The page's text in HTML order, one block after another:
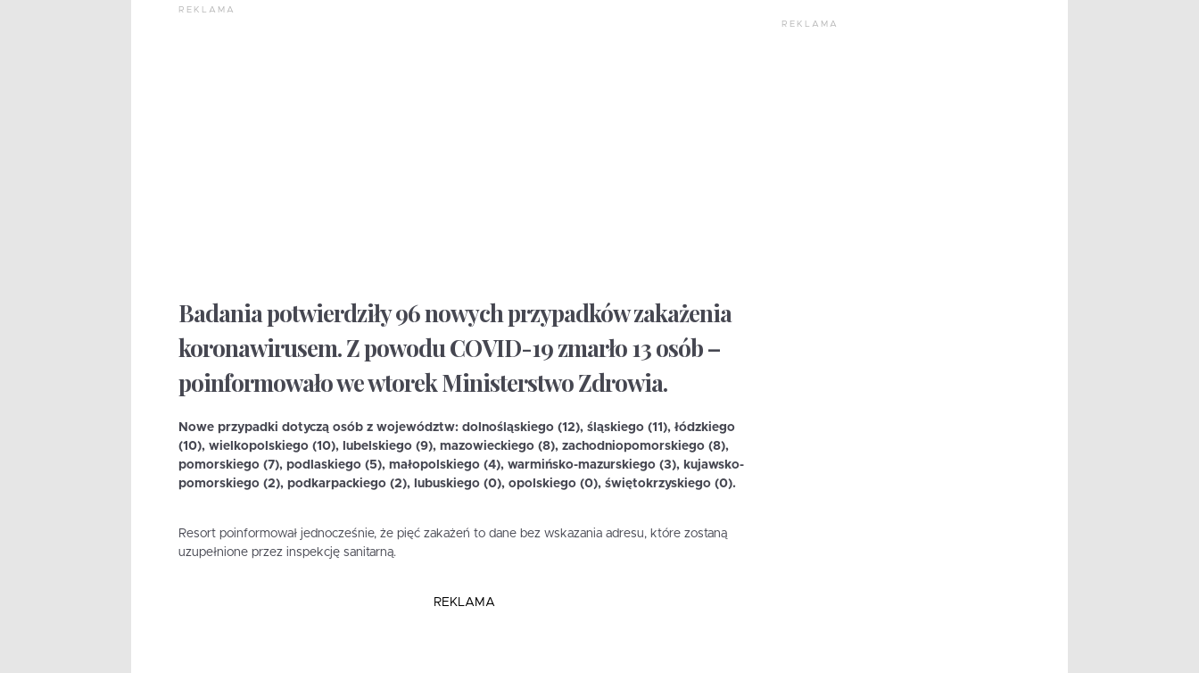
REKLAMA
Badania potwierdziły 96 nowych przypadków zakażenia
koronawirusem. Z powodu COVID-19 zmarło 13 osób –
poinformowało we wtorek Ministerstwo Zdrowia.
Nowe przypadki dotyczą osób z województw: dolnośląskiego (12), śląskiego (11), łódzkiego
(10), wielkopolskiego (10), lubelskiego (9), mazowieckiego (8), zachodniopomorskiego (8),
pomorskiego (7), podlaskiego (5), małopolskiego (4), warmińsko-mazurskiego (3), kujawsko-
pomorskiego (2), podkarpackiego (2), lubuskiego (0), opolskiego (0), świętokrzyskiego (0).
Resort poinformował jednocześnie, że pięć zakażeń to dane bez wskazania adresu, które zostaną
uzupełnione przez inspekcję sanitarną.
REKLAMA
REKLAMA